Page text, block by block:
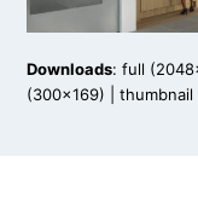
Downloads:full
(300x169) |thumbnail